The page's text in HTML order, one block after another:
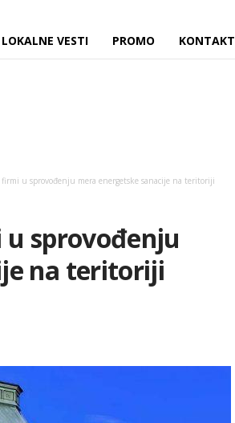
LOKALNE VESTI PROMO KONTAKT
u sprovođenju mera energetske sanacije na teritoriji
u sprovođenju
na teritoriji